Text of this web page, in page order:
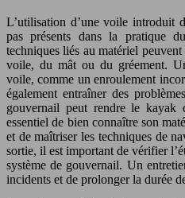
L’utilisation d’une voile introduit
pas présents dans la pratique
techniques liés au matériel
voile, du mât ou du gréement.
voile, comme un enroulement
également entraîner des
gouvernail peut rendre le
essentiel de bien connaître son
et de maîtriser les techniques de
sortie, il est important de vérifier
système de gouvernail. Un
incidents et de prolonger la durée